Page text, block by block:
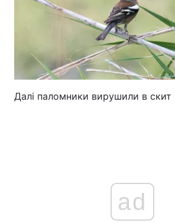
Далі паломники вирушили в скит
ad